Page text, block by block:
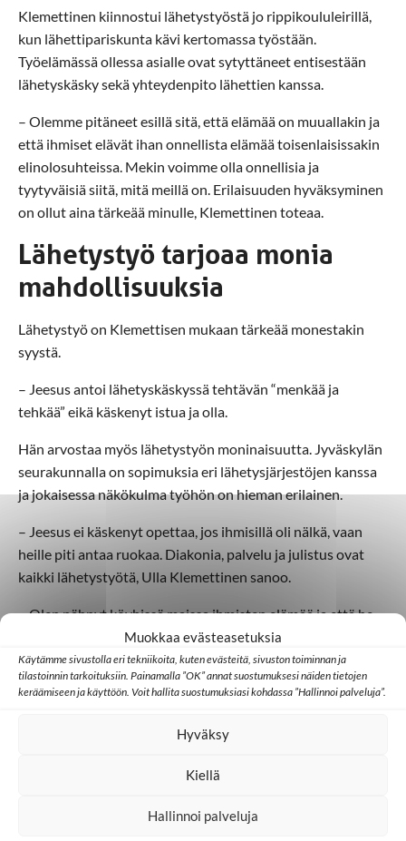
Muokkaa evästeasetuksia
Käytämme sivustolla eri tekniikoita, kuten evästeitä, sivuston toiminnan ja
tilastoinnin tarkoituksiin. Painamalla ”OK” annat suostumuksesi näiden tietojen
keräämiseen ja käyttöön. Voit hallita suostumuksiasi kohdassa ”Hallinnoi palveluja”.
Hyväksy
Kiellä
Hallinnoi palveluja
Klemettinen kiinnostui lähetystyöstä jo rippikoululeirillä,
kun lähettipariskunta kävi kertomassa työstään.
Työelämässä ollessa asialle ovat sytyttäneet entisestään
lähetyskäsky sekä yhteydenpito lähettien kanssa.
– Olemme pitäneet esillä sitä, että elämää on muuallakin ja
että ihmiset elävät ihan onnellista elämää toisenlaisissakin
elinolosuhteissa. Mekin voimme olla onnellisia ja
tyytyväisiä siitä, mitä meillä on. Erilaisuuden hyväksyminen
on ollut aina tärkeää minulle, Klemettinen toteaa.
Lähetystyö tarjoaa monia
mahdollisuuksia
Lähetystyö on Klemettisen mukaan tärkeää monestakin
syystä.
– Jeesus antoi lähetyskäskyssä tehtävän “menkää ja
tehkää” eikä käskenyt istua ja olla.
Hän arvostaa myös lähetystyön moninaisuutta. Jyväskylän
seurakunnalla on sopimuksia eri lähetysjärjestöjen kanssa
ja jokaisessa näkökulma työhön on hieman erilainen.
– Jeesus ei käskenyt opettaa, jos ihmisillä oli nälkä, vaan
heille piti antaa ruokaa. Diakonia, palvelu ja julistus ovat
kaikki lähetystyötä, Ulla Klemettinen sanoo.
– Olen nähnyt köyhissä maissa ihmisten elämää ja että he
elävät ihan onnellisesti. Mutta pienillä asioilla voimme
auttaa heitä eteenpäin. Emme voi pelastaa koko maailmaa,
mutta pienillä teoilla voidaan tehdä hyvää tässä
näkemään, että niitä paikkoja löytyy ja työtä on mahdollista
Kirjoitus on julkaistu Sansa-lehdessä 3/2022